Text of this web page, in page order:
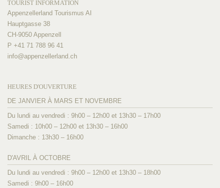
TOURIST INFORMATION
Appenzellerland Tourismus AI
Hauptgasse 38
CH-9050 Appenzell
P +41 71 788 96 41
info@appenzellerland.ch
HEURES D'OUVERTURE
DE JANVIER À MARS ET NOVEMBRE
Du lundi au vendredi : 9h00 – 12h00 et 13h30 – 17h00
Samedi : 10h00 – 12h00 et 13h30 – 16h00
Dimanche : 13h30 – 16h00
D'AVRIL À OCTOBRE
Du lundi au vendredi : 9h00 – 12h00 et 13h30 – 18h00
Samedi : 9h00 – 16h00